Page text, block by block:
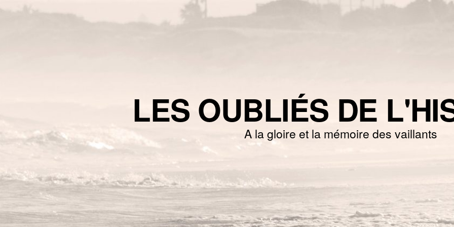
LES OUBLIÉS DE
A la gloire et la mémoire des vaillants